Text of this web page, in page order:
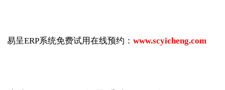
易呈ERP系统免费试用在线预约： www.scyicheng.com